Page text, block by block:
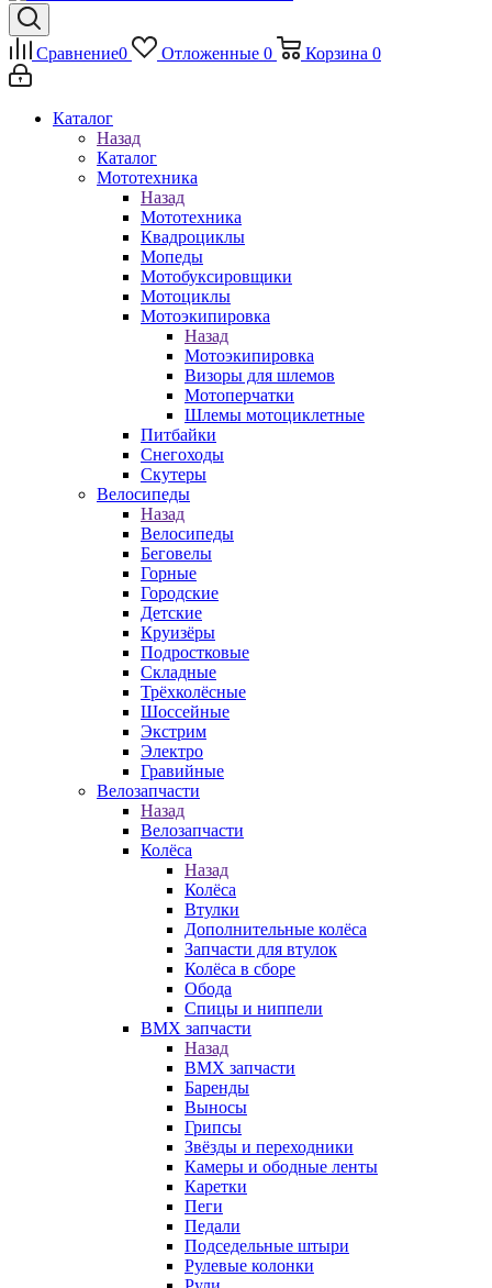
Сравнение0 Отложенные 0 Корзина 0
Каталог
Назад
Каталог
Мототехника
Назад
Мототехника
Квадроциклы
Мопеды
Мотобуксировщики
Мотоциклы
Мотоэкипировка
Назад
Мотоэкипировка
Визоры для шлемов
Мотоперчатки
Шлемы мотоциклетные
Питбайки
Снегоходы
Скутеры
Велосипеды
Назад
Велосипеды
Беговелы
Горные
Городские
Детские
Круизёры
Подростковые
Складные
Трёхколёсные
Шоссейные
Экстрим
Электро
Гравийные
Велозапчасти
Назад
Велозапчасти
Колёса
Назад
Колёса
Втулки
Дополнительные колёса
Запчасти для втулок
Колёса в сборе
Обода
Спицы и ниппели
BMX запчасти
Назад
BMX запчасти
Баренды
Выносы
Грипсы
Звёзды и переходники
Камеры и ободные ленты
Каретки
Пеги
Педали
Подседельные штыри
Рулевые колонки